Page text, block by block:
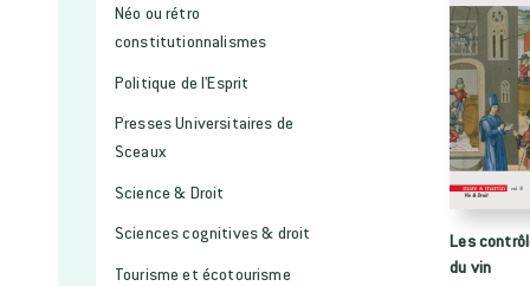
Néo ou rétro
constitutionnalismes
Politique de l'Esprit
Presses Universitaires de
Sceaux
Science & Droit
Sciences cognitives & droit
Tourisme et écotourisme
Les
du vin